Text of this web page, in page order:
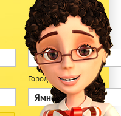
E-mail*
Город*